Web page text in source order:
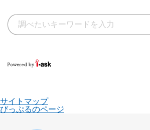
サイトマップ
びっぷるのページ